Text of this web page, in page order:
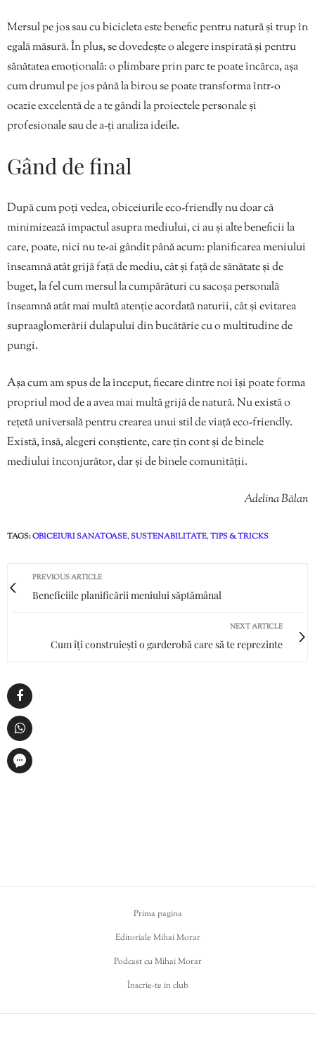
Mersul pe jos sau cu bicicleta este benefic pentru natură și trup în
egală măsură. În plus, se dovedește o alegere inspirată și pentru
sănătatea emoțională: o plimbare prin parc te poate încărca, așa
cum drumul pe jos până la birou se poate transforma într-o
ocazie excelentă de a te gândi la proiectele personale și
profesionale sau de a-ți analiza ideile.
Gând de final
După cum poți vedea, obiceiurile eco-friendly nu doar că
minimizează impactul asupra mediului, ci au și alte beneficii la
care, poate, nici nu te-ai gândit până acum: planificarea meniului
înseamnă atât grijă față de mediu, cât și față de sănătate și de
buget, la fel cum mersul la cumpărături cu sacoșa personală
înseamnă atât mai multă atenție acordată naturii, cât și evitarea
supraaglomerării dulapului din bucătărie cu o multitudine de
pungi.
Așa cum am spus de la început, fiecare dintre noi își poate forma
propriul mod de a avea mai multă grijă de natură. Nu există o
rețetă universală pentru crearea unui stil de viață eco-friendly.
Există, însă, alegeri conștiente, care țin cont și de binele
mediului înconjurător, dar și de binele comunității.
Adelina Bălan
TAGS:OBICEIURI SANATOASE,SUSTENABILITATE,TIPS & TRICKS
PREVIOUS ARTICLE
Beneficiile planificării meniului săptămânal
NEXT ARTICLE
Cum îți construiești o garderobă care să te reprezinte
Prima pagina
Editoriale Mihai Morar
Podcast cu Mihai Morar
Înscrie-te in club